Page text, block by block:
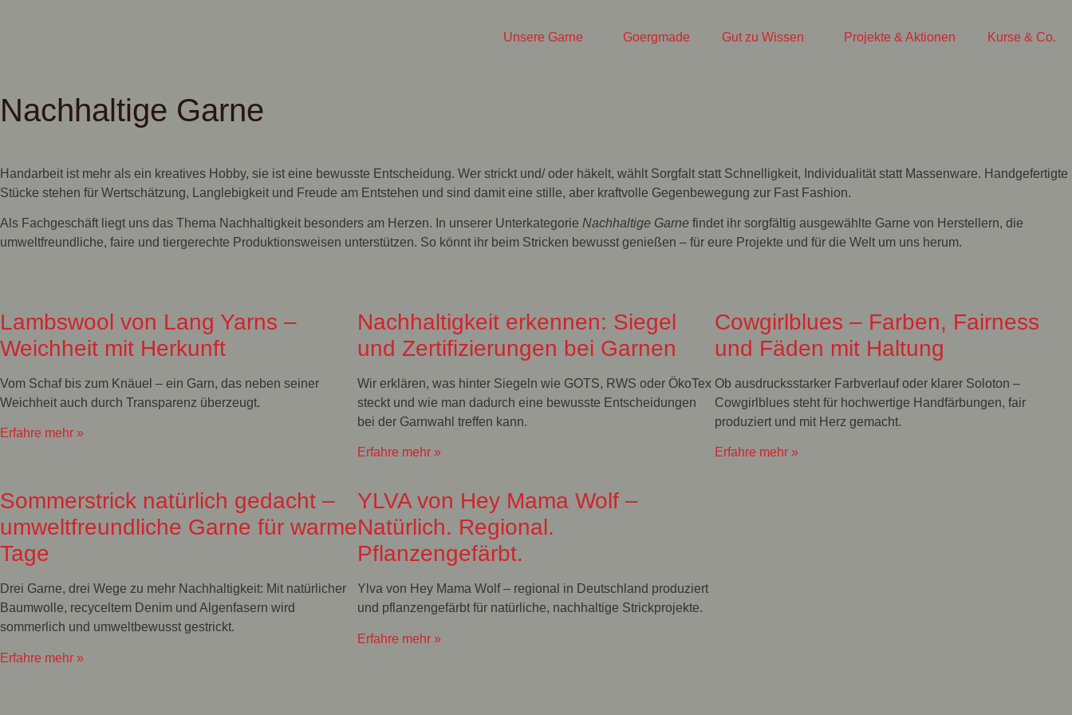
Unsere Garne Goergmade Gut zu Wissen Projekte & Aktionen Kurse & Co.
Nachhaltige Garne
Handarbeit ist mehr als ein kreatives Hobby, sie ist eine bewusste Entscheidung. Wer strickt und/ oder häkelt, wählt Sorgfalt statt Schnelligkeit, Individualität statt Massenware. Handgefertigte
Stücke stehen für Wertschätzung, Langlebigkeit und Freude am Entstehen und sind damit eine stille, aber kraftvolle Gegenbewegung zur Fast Fashion.
Als Fachgeschäft liegt uns das Thema Nachhaltigkeit besonders am Herzen. In unserer Unterkategorie Nachhaltige Garne findet ihr sorgfältig ausgewählte Garne von Herstellern, die
umweltfreundliche, faire und tiergerechte Produktionsweisen unterstützen. So könnt ihr beim Stricken bewusst genießen – für eure Projekte und für die Welt um uns herum.
Lambswool von Lang Yarns –
Weichheit mit Herkunft
Vom Schaf bis zum Knäuel – ein Garn, das neben seiner
Weichheit auch durch Transparenz überzeugt.
Erfahre mehr »
Nachhaltigkeit erkennen: Siegel
und Zertifizierungen bei Garnen
Wir erklären, was hinter Siegeln wie GOTS, RWS oder ÖkoTex
steckt und wie man dadurch eine bewusste Entscheidungen
bei der Garnwahl treffen kann.
Erfahre mehr »
Cowgirlblues – Farben, Fairness
und Fäden mit Haltung
Ob ausdrucksstarker Farbverlauf oder klarer Soloton –
Cowgirlblues steht für hochwertige Handfärbungen, fair
produziert und mit Herz gemacht.
Erfahre mehr »
Sommerstrick natürlich gedacht –
umweltfreundliche Garne für warme
Tage
Drei Garne, drei Wege zu mehr Nachhaltigkeit: Mit natürlicher
Baumwolle, recyceltem Denim und Algenfasern wird
sommerlich und umweltbewusst gestrickt.
Erfahre mehr »
YLVA von Hey Mama Wolf –
Natürlich. Regional.
Pflanzengefärbt.
Ylva von Hey Mama Wolf – regional in Deutschland produziert
und pflanzengefärbt für natürliche, nachhaltige Strickprojekte.
Erfahre mehr »